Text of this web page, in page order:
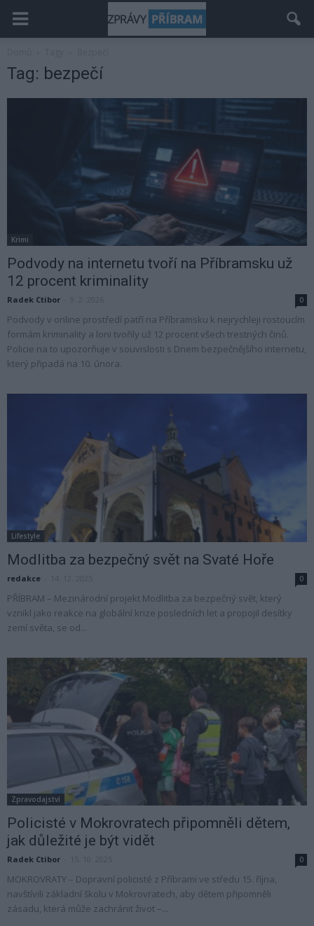
Tag: bezpečí
Krimi
Podvody na internetu tvoří na Příbramsku už
12 procent kriminality
Radek Ctibor 0
Podvody v online prostředí patří na Příbramsku k nejrychleji rostoucím
formám kriminality a loni tvořily už 12 procent všech trestných činů.
Policie na to upozorňuje v souvislosti s Dnem bezpečnějšího internetu,
který připadá na 10. února.
Lifestyle
Modlitba za bezpečný svět na Svaté Hoře
redakce 0
PŘÍBRAM – Mezinárodní projekt Modlitba za bezpečný svět, který
vznikl jako reakce na globální krize posledních let a propojil desítky
zemí světa, se od...
Zpravodajství
Policisté v Mokrovratech připomněli dětem,
jak důležité je být vidět
Radek Ctibor 0
MOKROVRATY – Dopravní policisté z Příbrami ve středu 15. října,
navštívili základní školu v Mokrovratech, aby dětem připomněli
zásadu, která může zachránit život –...